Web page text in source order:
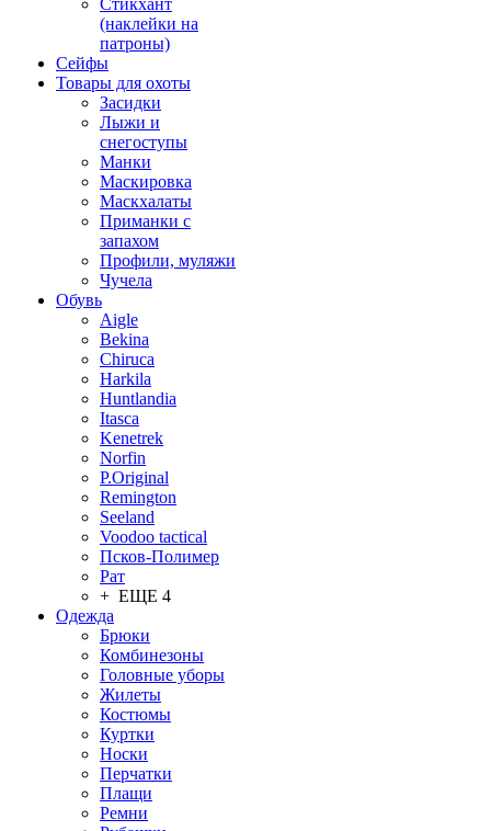
Стикхант
(наклейки на
патроны)
Сейфы
Товары для охоты
Засидки
Лыжи и
снегоступы
Манки
Маскировка
Маскхалаты
Приманки с
запахом
Профили, муляжи
Чучела
Обувь
Aigle
Bekina
Chiruсa
Harkila
Huntlandia
Itasca
Kenetrek
Norfin
P.Original
Remington
Seeland
Voodoo tactical
Псков-Полимер
Рат
+ ЕЩЕ 4
Одежда
Брюки
Комбинезоны
Головные уборы
Жилеты
Костюмы
Куртки
Носки
Перчатки
Плащи
Ремни